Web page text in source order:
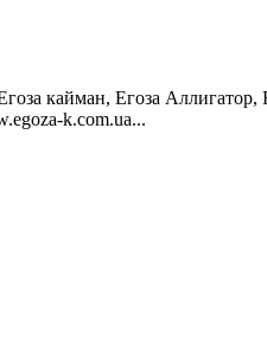
кайман, Егоза
k.com.ua...